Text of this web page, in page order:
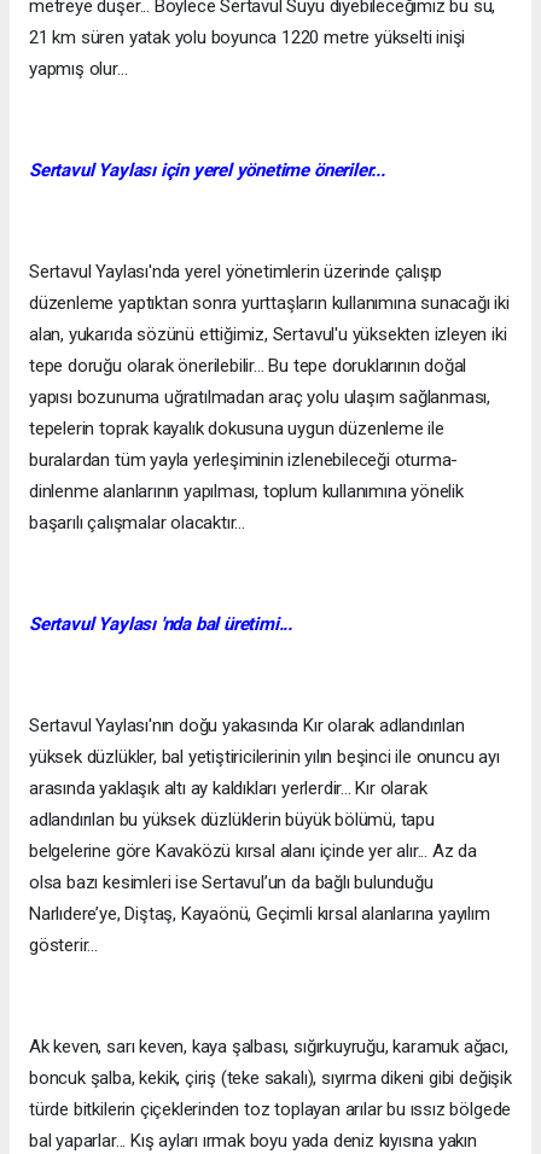
metreye düşer... Böylece Sertavul Suyu diyebileceğimiz bu su,
21 km süren yatak yolu boyunca 1220 metre yükselti inişi
yapmış olur...
Sertavul Yaylası için yerel yönetime öneriler...
Sertavul Yaylası'nda yerel yönetimlerin üzerinde çalışıp
düzenleme yaptıktan sonra yurttaşların kullanımına sunacağı iki
alan, yukarıda sözünü ettiğimiz, Sertavul'u yüksekten izleyen iki
tepe doruğu olarak önerilebilir... Bu tepe doruklarının doğal
yapısı bozunuma uğratılmadan araç yolu ulaşım sağlanması,
tepelerin toprak kayalık dokusuna uygun düzenleme ile
buralardan tüm yayla yerleşiminin izlenebileceği oturma-
dinlenme alanlarının yapılması, toplum kullanımına yönelik
başarılı çalışmalar olacaktır...
Sertavul Yaylası 'nda bal üretimi...
Sertavul Yaylası'nın doğu yakasında Kır olarak adlandırılan
yüksek düzlükler, bal yetiştiricilerinin yılın beşinci ile onuncu ayı
arasında yaklaşık altı ay kaldıkları yerlerdir... Kır olarak
adlandırılan bu yüksek düzlüklerin büyük bölümü, tapu
belgelerine göre Kavaközü kırsal alanı içinde yer alır... Az da
olsa bazı kesimleri ise Sertavul’un da bağlı bulunduğu
Narlıdere’ye, Diştaş, Kayaönü, Geçimli kırsal alanlarına yayılım
gösterir...
Ak keven, sarı keven, kaya şalbası, sığırkuyruğu, karamuk ağacı,
boncuk şalba, kekik, çiriş (teke sakalı), sıyırma dikeni gibi değişik
türde bitkilerin çiçeklerinden toz toplayan arılar bu ıssız bölgede
bal yaparlar... Kış ayları ırmak boyu yada deniz kıyısına yakın